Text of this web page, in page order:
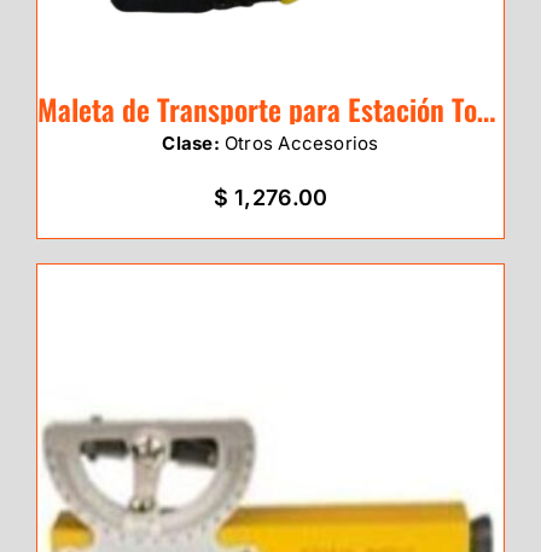
Maleta de Transporte para Estación Total – Refuerzo Lateral
Clase: Otros Accesorios
$ 1,276.00